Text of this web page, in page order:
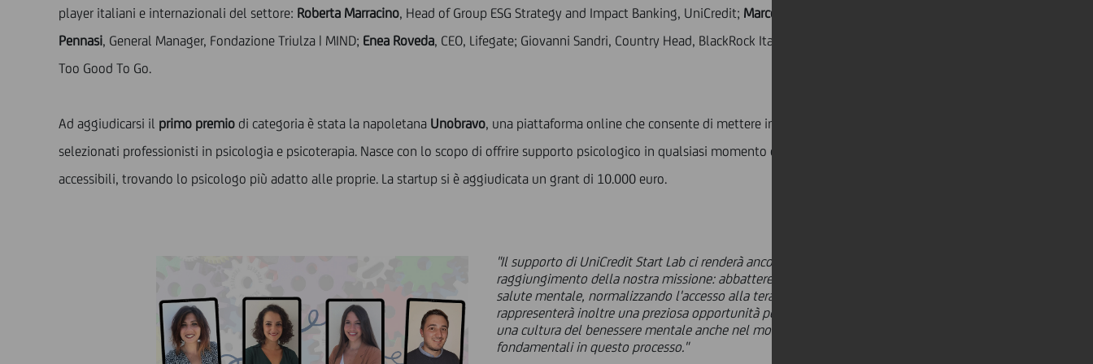
player italiani e internazionali del settore: Roberta Marracino, Head of Group ESG Strategy and Impact Banking, UniCredit; Marco Nannini
Pennasi, General Manager, Fondazione Triulza | MIND; Enea Roveda, CEO, Lifegate; Giovanni Sandri, Country Head, BlackRock Italy;
Too Good To Go.
Ad aggiudicarsi il primo premio di categoria è stata la napoletana Unobravo, una piattaforma online che consente di mettere in contatto virtualmente gli utenti con
selezionati professionisti in psicologia e psicoterapia. Nasce con lo scopo di offrire supporto psicologico in qualsiasi momento e in qualsiasi parte del mondo, a prezzi
accessibili, trovando lo psicologo più adatto alle proprie. La startup si è aggiudicata un grant di 10.000 euro.
"Il supporto di UniCredit Start Lab ci renderà ancora più incisivi nel
raggiungimento della nostra missione: abbattere lo stigma legato ai temi di
salute mentale, normalizzando l'accesso alla terapia. Il network Start Lab
rappresenterà inoltre una preziosa opportunità per Unobravo per promuovere
una cultura del benessere mentale anche nel mondo delle aziende, partner
fondamentali in questo processo."